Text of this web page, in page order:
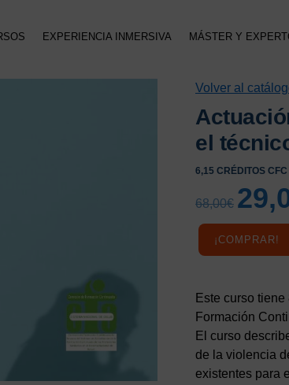
EXPERIENCIA INMERSIVA MÁSTER Y
Volver al
el
6,15 CRÉDITOS
68,00€
El
precio
¡COMPRAR!
Este curso
Formación
El curso
de la violencia
existentes para